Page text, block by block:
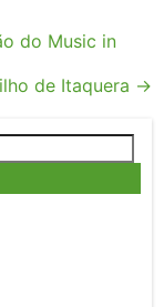
do Music in
de Itaquera →